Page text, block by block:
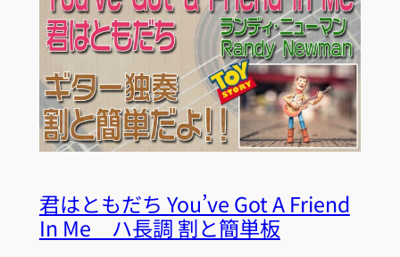
君はともだち You’ve Got A Friend
In Me ハ長調 割と簡単板